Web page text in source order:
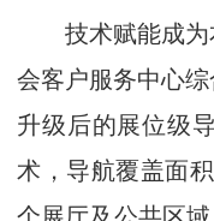
技术赋能成为
会客户服务中心
升级后的展位级
术，导航覆盖面